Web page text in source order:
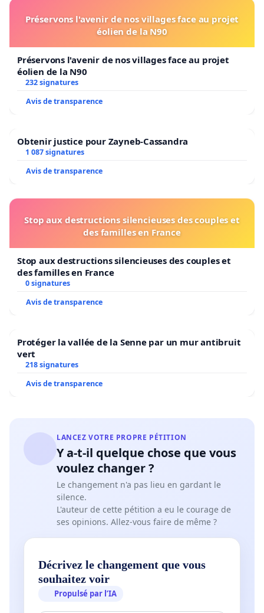
Préservons l'avenir de nos villages face au projet
éolien de la N90
Préservons l'avenir de nos villages face au projet
éolien de la N90
232 signatures
Avis de transparence
Obtenir justice pour Zayneb-Cassandra
1 087 signatures
Avis de transparence
Stop aux destructions silencieuses des couples et
des familles en France
Stop aux destructions silencieuses des couples et
des familles en France
0 signatures
Avis de transparence
Protéger la vallée de la Senne par un mur antibruit
vert
218 signatures
Avis de transparence
LANCEZ VOTRE PROPRE PÉTITION
Y a-t-il quelque chose que vous
voulez changer ?
Le changement n'a pas lieu en gardant le
silence.
L'auteur de cette pétition a eu le courage de
ses opinions. Allez-vous faire de même ?
Décrivez le changement que vous
souhaitez voir
Propulsé par l’IA